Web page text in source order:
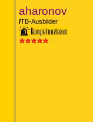
aharonov
TB-Ausbilder